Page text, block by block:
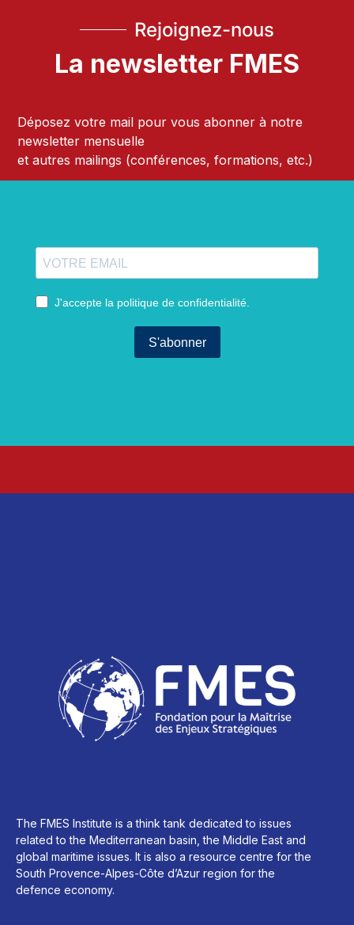
Rejoignez-nous
La newsletter FMES
Déposez votre mail pour vous abonner à notre
newsletter mensuelle
et autres mailings (conférences, formations, etc.)
The FMES Institute is a think tank dedicated to issues
related to the Mediterranean basin, the Middle East and
global maritime issues. It is also a resource centre for the
South Provence-Alpes-Côte d’Azur region for the
defence economy.